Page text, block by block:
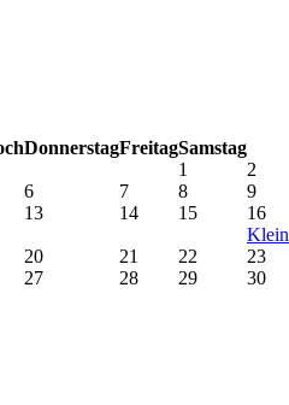
DonnerstagFreitagSamstag
1
2
6 7 8
9
13 14 15
16
20 21 22
23
27 28 29
30